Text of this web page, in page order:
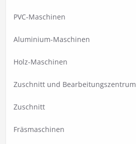
PVC-Maschinen
Aluminium-Maschinen
Holz-Maschinen
Zuschnitt und Bearbeitungszentrum
Zuschnitt
Fräsmaschinen